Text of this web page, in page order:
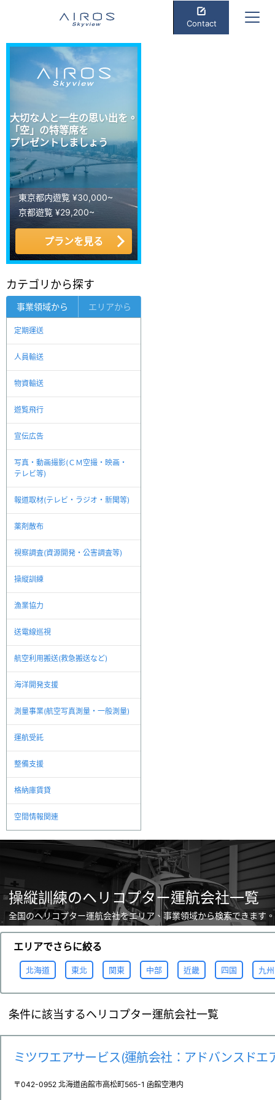
Contact
大切な人と一生の思い出を。
「空」の特等席を
プレゼントしましょう
東京都内遊覧 ¥30,000~
京都遊覧 ¥29,200~
プランを見る
カテゴリから探す
事業領域から エリアから
定期運送
人員輸送
物資輸送
遊覧飛行
宣伝広告
写真・動画撮影(ＣＭ空撮・映画・
テレビ等)
報道取材(テレビ・ラジオ・新聞等)
薬剤散布
視察調査(資源開発・公害調査等)
操縦訓練
漁業協力
送電線巡視
航空利用搬送(救急搬送など)
海洋開発支援
測量事業(航空写真測量・一般測量)
運航受託
整備支援
格納庫賃貸
空間情報関連
操縦訓練のヘリコプター運航会社一覧
全国のヘリコプター運航会社をエリア、事業領域から検索できます。
エリアでさらに絞る
北海道 東北 関東 中部 近畿 四国 九州
条件に該当するヘリコプター運航会社一覧
ミツワエアサービス(運航会社：アドバンスドエ
〒042-0952 北海道函館市高松町565-1 函館空港内